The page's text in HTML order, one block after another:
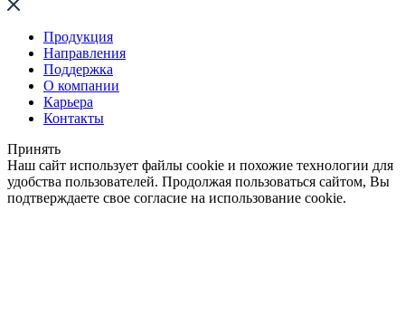
Продукция
Направления
Поддержка
О компании
Карьера
Контакты
Принять
Наш сайт использует файлы cookie и похожие технологии для
удобства пользователей. Продолжая пользоваться сайтом, Вы
подтверждаете свое согласие на использование cookie.